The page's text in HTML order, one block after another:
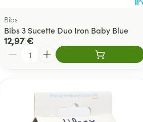
Bibs
Bibs 3 Sucette Duo Iron Baby Blue
12,97 €
Quantité